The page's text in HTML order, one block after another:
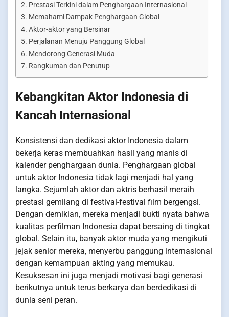
Prestasi Terkini dalam Penghargaan Internasional
Memahami Dampak Penghargaan Global
Aktor-aktor yang Bersinar
Perjalanan Menuju Panggung Global
Mendorong Generasi Muda
Rangkuman dan Penutup
Kebangkitan Aktor Indonesia di
Kancah Internasional
Konsistensi dan dedikasi aktor Indonesia dalam
bekerja keras membuahkan hasil yang manis di
kalender penghargaan dunia. Penghargaan global
untuk aktor Indonesia tidak lagi menjadi hal yang
langka. Sejumlah aktor dan aktris berhasil meraih
prestasi gemilang di festival-festival film bergengsi.
Dengan demikian, mereka menjadi bukti nyata bahwa
kualitas perfilman Indonesia dapat bersaing di tingkat
global. Selain itu, banyak aktor muda yang mengikuti
jejak senior mereka, menyerbu panggung internasional
dengan kemampuan akting yang memukau.
Kesuksesan ini juga menjadi motivasi bagi generasi
berikutnya untuk terus berkarya dan berdedikasi di
dunia seni peran.